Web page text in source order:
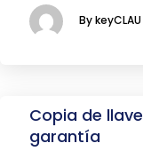
By keyCLAU
Copia de
garantía